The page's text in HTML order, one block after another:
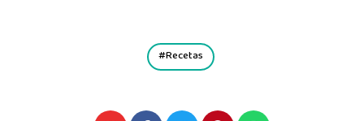
Recetas